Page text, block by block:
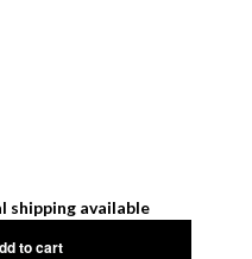
shipping available
to cart